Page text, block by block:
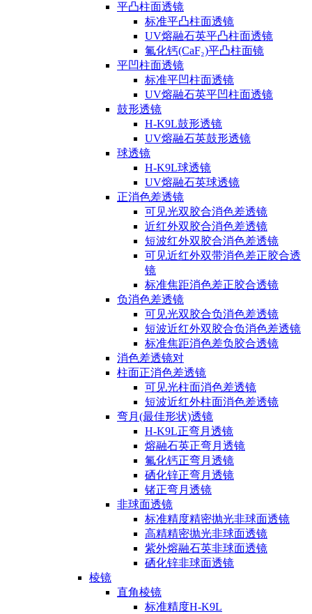
平凸柱面透镜
标准平凸柱面透镜
UV熔融石英平凸柱面透镜
氟化钙(CaF₂)平凸柱面镜
平凹柱面透镜
标准平凹柱面透镜
UV熔融石英平凹柱面透镜
鼓形透镜
H-K9L鼓形透镜
UV熔融石英鼓形透镜
球透镜
H-K9L球透镜
UV熔融石英球透镜
正消色差透镜
可见光双胶合消色差透镜
近红外双胶合消色差透镜
短波红外双胶合消色差透镜
可见近红外双带消色差正胶合透
镜
标准焦距消色差正胶合透镜
负消色差透镜
可见光双胶合负消色差透镜
短波近红外双胶合负消色差透镜
标准焦距消色差负胶合透镜
消色差透镜对
柱面正消色差透镜
可见光柱面消色差透镜
短波近红外柱面消色差透镜
弯月(最佳形状)透镜
H-K9L正弯月透镜
熔融石英正弯月透镜
氟化钙正弯月透镜
硒化锌正弯月透镜
锗正弯月透镜
非球面透镜
标准精度精密抛光非球面透镜
高精精密抛光非球面透镜
紫外熔融石英非球面透镜
硒化锌非球面透镜
棱镜
直角棱镜
标准精度H-K9L